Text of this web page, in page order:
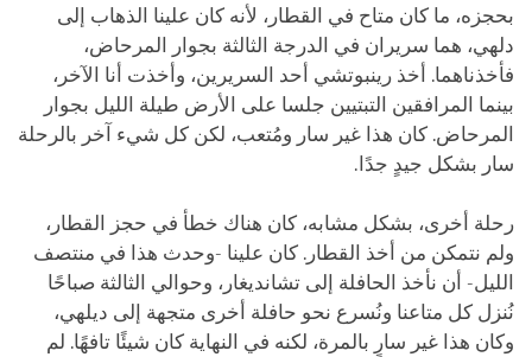
بحجزه، ما كان متاح في القطار، لأنه كان علينا الذهاب إلى
دلهي، هما سريران في الدرجة الثالثة بجوار المرحاض،
فأخذناهما. أخذ رينبوتشي أحد السريرين، وأخذت أنا الآخر،
بينما المرافقين التبتيين جلسا على الأرض طيلة الليل بجوار
المرحاض. كان هذا غير سار ومُتعب، لكن كل شيء آخر بالرحلة
سار بشكل جيدٍ جدًا.
رحلة أخرى، بشكل مشابه، كان هناك خطأ في حجز القطار،
ولم نتمكن من أخذ القطار. كان علينا -وحدث هذا في منتصف
الليل- أن نأخذ الحافلة إلى تشانديغار، وحوالي الثالثة صباحًا
نُنزل كل متاعنا ونُسرع نحو حافلة أخرى متجهة إلى ديلهي،
وكان هذا غير سارٍ بالمرة، لكنه في النهاية كان شيئًا تافهًا. لم